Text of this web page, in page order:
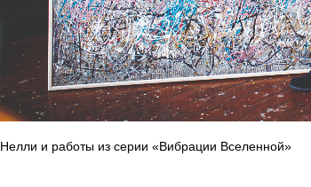
Нелли и работы из серии «Вибрации Вселенной»